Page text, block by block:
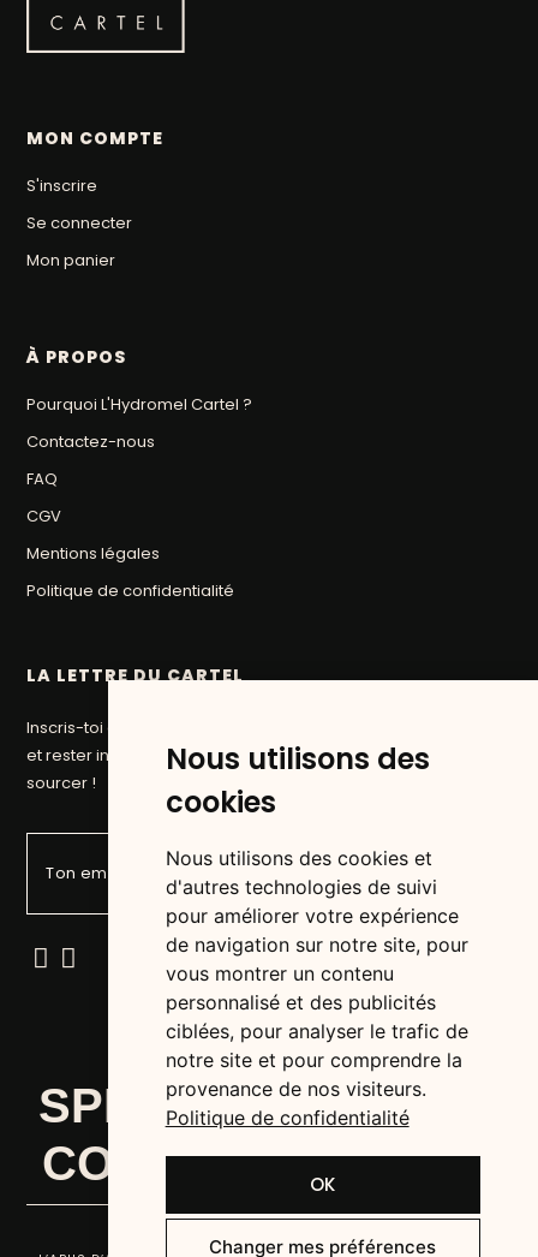
Nous utilisons des
cookies
Nous utilisons des cookies et
d'autres technologies de suivi
pour améliorer votre expérience
de navigation sur notre site, pour
vous montrer un contenu
personnalisé et des publicités
ciblées, pour analyser le trafic de
notre site et pour comprendre la
provenance de nos visiteurs.
Politique de confidentialité
OK
Changer mes préférences
MON COMPTE
S'inscrire
Se connecter
Mon panier
À PROPOS
Pourquoi L'Hydromel Cartel ?
Contactez-nous
FAQ
CGV
Mentions légales
Politique de confidentialité
LA LETTRE DU CARTEL
Inscris-toi à la newsletter du Cartel pour suivre nos aventures
et rester informé des prochaines pépites que nous allons
sourcer !
SPIRITS ADDICTS &
COCKTAIL LOVERS
© 2024 | Hydromel Cartel